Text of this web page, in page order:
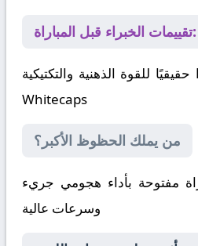
تقييمات الخبراء قبل المباراة:
للقوة الذهنية والتكتيكية
Whitecaps
من يملك الحظوظ الأكبر؟
مفتوحة بأداء هجومي جريء
وسرعات عالية